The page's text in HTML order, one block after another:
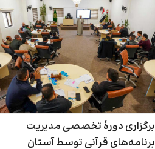
برگزاری دورۀ تخصصی مدیریت
برنامه‌های قرآنی توسط آستان